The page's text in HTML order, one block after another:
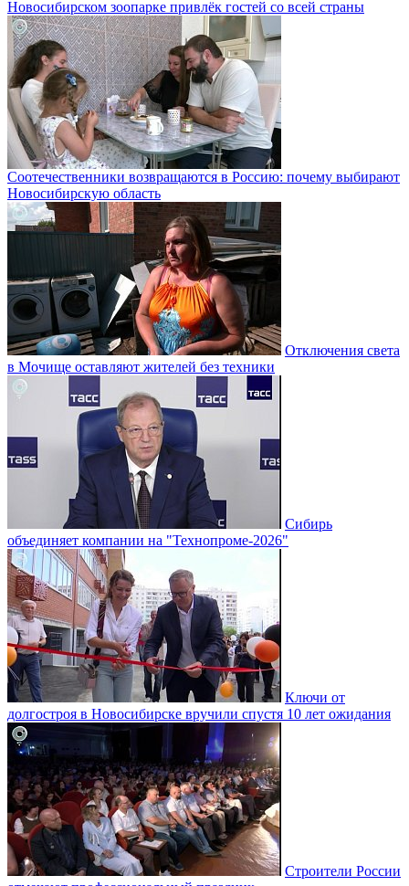
Новосибирском зоопарке привлёк гостей со всей страны
Соотечественники возвращаются в Россию: почему выбирают
Новосибирскую область
Отключения света
в Мочище оставляют жителей без техники
Сибирь
объединяет компании на "Технопроме-2026"
Ключи от
долгостроя в Новосибирске вручили спустя 10 лет ожидания
Строители России